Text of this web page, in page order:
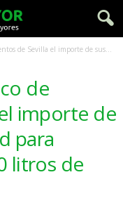
de Sevilla el importe de sus...
de
importe de
para
litros de